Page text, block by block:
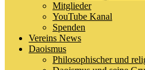
Mitglieder
YouTube Kanal
Spenden
Vereins News
Daoismus
Philosophischer und